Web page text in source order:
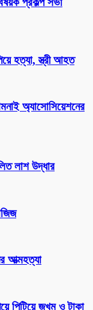
হত্যা, স্ত্রী আহত
অ্যাসোসিয়েশনের
লাশ উদ্ধার
আত্মহত্যা
পিটিয়ে জখম ও টাকা